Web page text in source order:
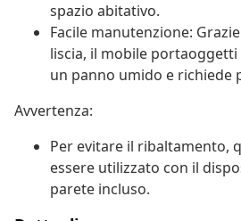
spazio abitativo.
Facile manutenzione:
liscia, il mobile
un panno umido e richiede
Avvertenza:
Per evitare il ribaltamento,
essere utilizzato con il
parete incluso.